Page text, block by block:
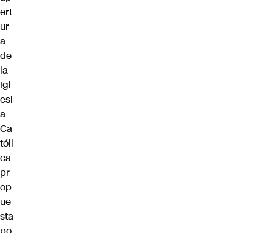
ert
ur
a
de
la
Igl
esi
a
Ca
tóli
ca
pr
op
ue
sta